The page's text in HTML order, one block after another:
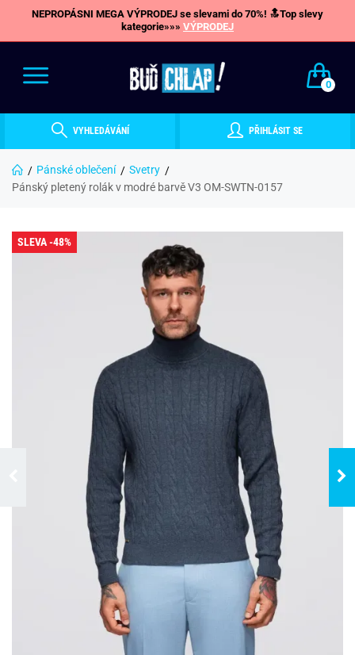
NEPROPÁSNI MEGA VÝPRODEJ se slevami do 70%! 🔝Top slevy
kategorie»»» VÝPRODEJ
0
VYHLEDÁVÁNÍ PŘIHLÁSIT SE
Pánské oblečení
Svetry
Pánský pletený rolák v modré barvě V3 OM-SWTN-0157
SLEVA -48%